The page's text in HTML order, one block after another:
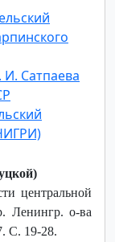
И. Сатпаева
центральной
Ленингр. о-ва
С. 19-28.